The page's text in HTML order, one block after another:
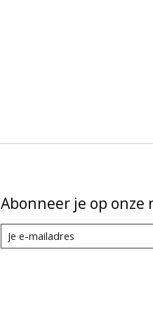
Abonneer je op